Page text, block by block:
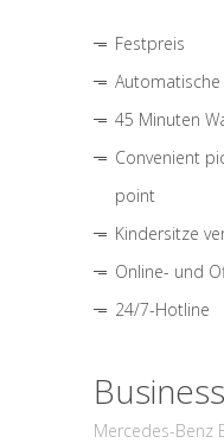
Festpreis
Automatische
45 Minuten
Convenient
point
Kindersitze
Online- und
24/7-Hotline
Mercedes-Benz